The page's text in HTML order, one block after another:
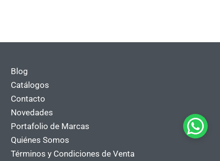
Blog
Catálogos
Contacto
Novedades
Portafolio de Marcas
Quiénes Somos
Términos y Condiciones de Venta